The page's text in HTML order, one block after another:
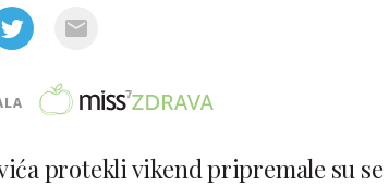
protekli vikend pripremale su se